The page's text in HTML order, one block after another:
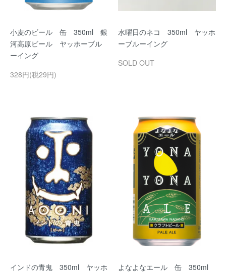
小麦のビール 缶 350ml 銀
河高原ビール ヤッホーブル
ーイング
328円(税29円)
水曜日のネコ 350ml ヤッホ
ーブルーイング
SOLD OUT
インドの青鬼 350ml ヤッホ
よなよなエール 缶 350ml